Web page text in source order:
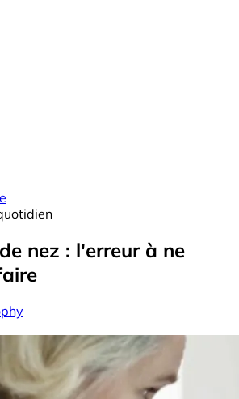
nez : l'erreur à ne